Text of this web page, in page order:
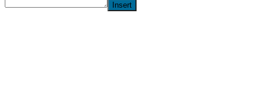
Insert